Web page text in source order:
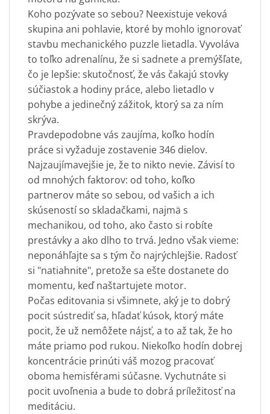
Koho pozývate so sebou? Neexistuje veková
skupina ani pohlavie, ktoré by mohlo ignorovať
stavbu mechanického puzzle lietadla. Vyvoláva
to toľko adrenalínu, že si sadnete a premýšľate,
čo je lepšie: skutočnosť, že vás čakajú stovky
súčiastok a hodiny práce, alebo lietadlo v
pohybe a jedinečný zážitok, ktorý sa za ním
skrýva.
Pravdepodobne vás zaujíma, koľko hodín
práce si vyžaduje zostavenie 346 dielov.
Najzaujímavejšie je, že to nikto nevie. Závisí to
od mnohých faktorov: od toho, koľko
partnerov máte so sebou, od vašich a ich
skúseností so skladačkami, najmä s
mechanikou, od toho, ako často si robíte
prestávky a ako dlho to trvá. Jedno však vieme:
neponáhľajte sa s tým čo najrýchlejšie. Radosť
si "natiahnite", pretože sa ešte dostanete do
momentu, keď naštartujete motor.
Počas editovania si všimnete, aký je to dobrý
pocit sústrediť sa, hľadať kúsok, ktorý máte
pocit, že už nemôžete nájsť, a to až tak, že ho
máte priamo pod rukou. Niekoľko hodín dobrej
koncentrácie prinúti váš mozog pracovať
oboma hemisférami súčasne. Vychutnáte si
pocit uvoľnenia a bude to dobrá príležitosť na
meditáciu.